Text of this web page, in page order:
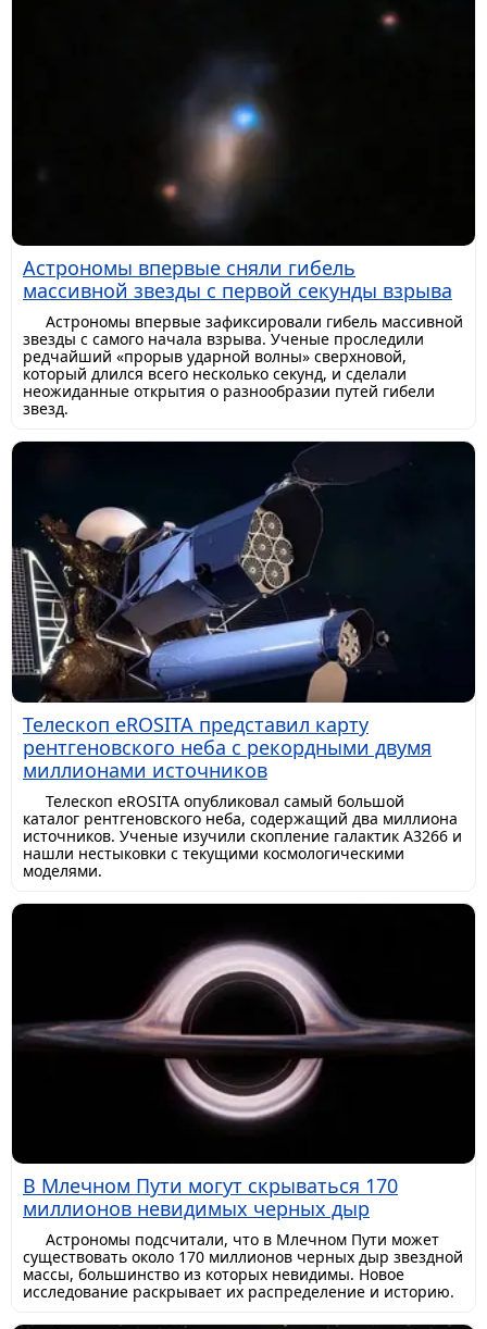
Астрономы впервые сняли гибель
массивной звезды с первой секунды взрыва
Астрономы впервые зафиксировали гибель массивной
звезды с самого начала взрыва. Ученые проследили
редчайший «прорыв ударной волны» сверхновой,
который длился всего несколько секунд, и сделали
неожиданные открытия о разнообразии путей гибели
звезд.
Телескоп eROSITA представил карту
рентгеновского неба с рекордными двумя
миллионами источников
Телескоп eROSITA опубликовал самый большой
каталог рентгеновского неба, содержащий два миллиона
источников. Ученые изучили скопление галактик A3266 и
нашли нестыковки с текущими космологическими
моделями.
В Млечном Пути могут скрываться 170
миллионов невидимых черных дыр
Астрономы подсчитали, что в Млечном Пути может
существовать около 170 миллионов черных дыр звездной
массы, большинство из которых невидимы. Новое
исследование раскрывает их распределение и историю.